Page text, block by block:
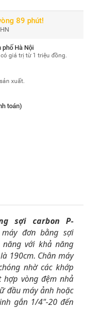
89 phút!
phố Hà Nội
giá trị từ 1 triệu đồng.
xuất.
toán)
sợi carbon P-
đơn bằng sợi
với khả năng
190cm. Chân máy
nhờ các khớp
hợp vòng đệm nhả
đầu máy ảnh hoặc
gắn 1/4"-20 đến